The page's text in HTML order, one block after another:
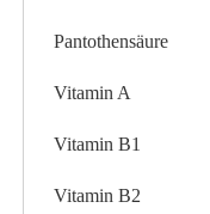
Pantothensäure
Vitamin A
Vitamin B1
Vitamin B2